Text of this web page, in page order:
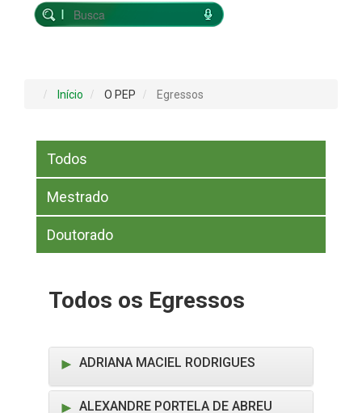
Início O PEP Egressos
Todos
Mestrado
Doutorado
Todos os Egressos
ADRIANA MACIEL RODRIGUES
ALEXANDRE PORTELA DE ABREU